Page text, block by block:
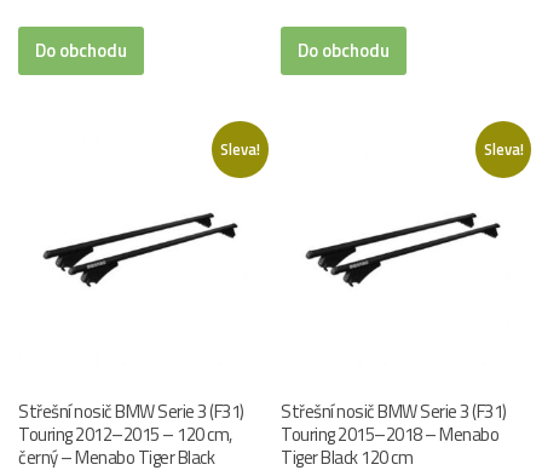
byla:
3
Do obchodu
byla:
3
Do obchodu
Sleva!
Střešní nosič BMW Serie 3 (F31)
Touring 2012–2015 – 120 cm,
černý – Menabo Tiger Black
Sleva!
Střešní nosič BMW Serie 3 (F31)
Touring 2015–2018 – Menabo
Tiger Black 120 cm